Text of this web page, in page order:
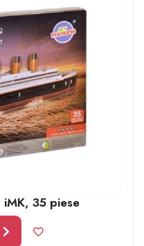
O idee bună, nu-i
iMK, 35 piese